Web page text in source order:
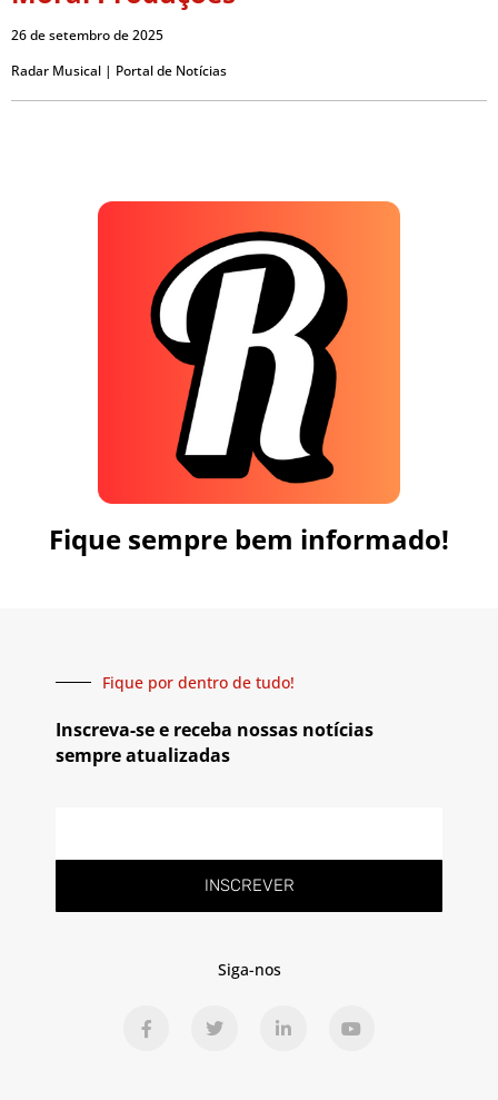
26 de setembro de 2025
Radar Musical | Portal de Notícias
Fique sempre bem informado!
Fique por dentro de tudo!
Inscreva-se e receba nossas notícias
sempre atualizadas
INSCREVER
Siga-nos